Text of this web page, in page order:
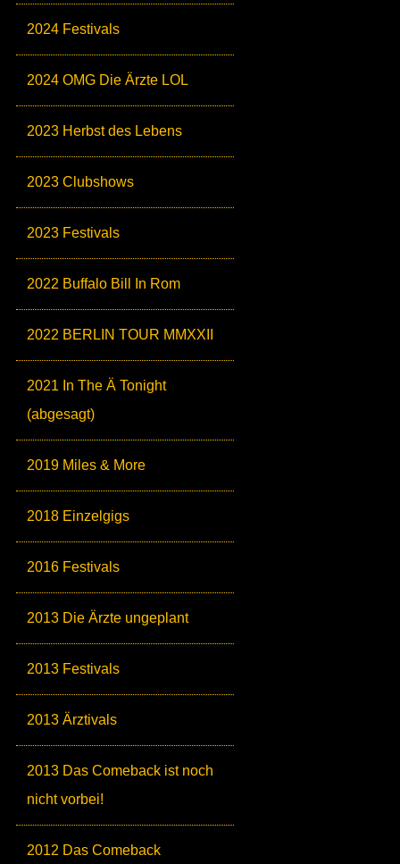
2024 Festivals
2024 OMG Die Ärzte LOL
2023 Herbst des Lebens
2023 Clubshows
2023 Festivals
2022 Buffalo Bill In Rom
2022 BERLIN TOUR MMXXII
2021 In The Ä Tonight
(abgesagt)
2019 Miles & More
2018 Einzelgigs
2016 Festivals
2013 Die Ärzte ungeplant
2013 Festivals
2013 Ärztivals
2013 Das Comeback ist noch
nicht vorbei!
2012 Das Comeback